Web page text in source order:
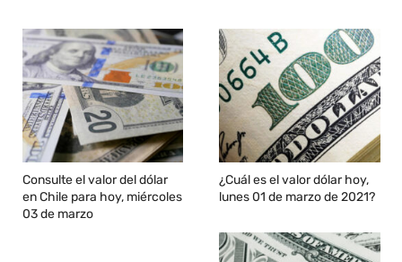
Consulte el valor del dólar
en Chile para hoy, miércoles
03 de marzo
¿Cuál es el valor dólar hoy,
lunes 01 de marzo de 2021?